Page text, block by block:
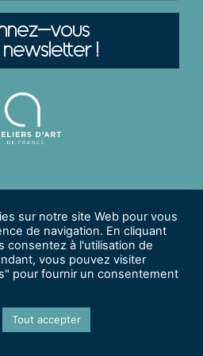
vous
!
|
Abonnement
- Tous Droits Réservés.
& Développement | © Création
| © Crédits Photos
Vincent
sur notre site Web pour vous
de navigation. En cliquant
consentez à l'utilisation de
vous pouvez visiter
pour fournir un consentement
Tout accepter